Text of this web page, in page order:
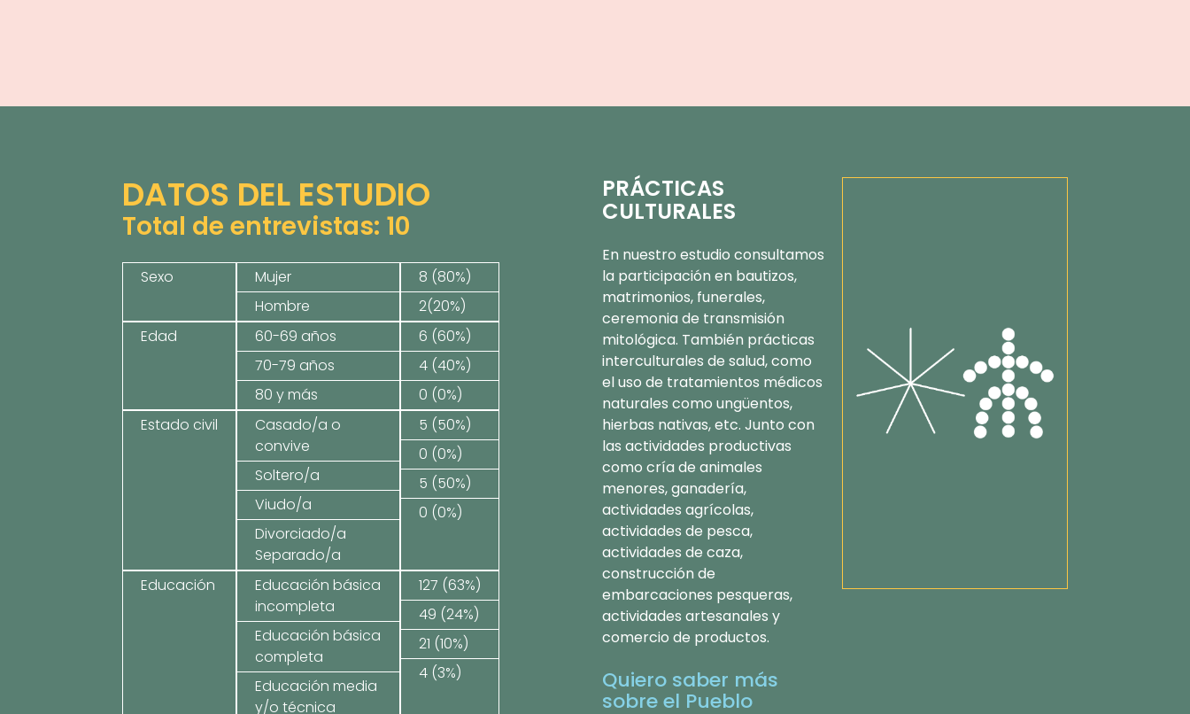
DATOS DEL ESTUDIO
Total de entrevistas: 10
Sexo
Mujer
Hombre
8 (80%)
2(20%)
Edad
60-69 años
70-79 años
80 y más
6 (60%)
4 (40%)
0 (0%)
Estado civil
Casado/a o
convive
Soltero/a
Viudo/a
Divorciado/a
Separado/a
5 (50%)
0 (0%)
5 (50%)
0 (0%)
Educación
Educación básica
incompleta
Educación básica
completa
Educación media
y/o técnica
127 (63%)
49 (24%)
21 (10%)
4 (3%)
PRÁCTICAS
CULTURALES
En nuestro estudio consultamos
la participación en bautizos,
matrimonios, funerales,
ceremonia de transmisión
mitológica. También prácticas
interculturales de salud, como
el uso de tratamientos médicos
naturales como ungüentos,
hierbas nativas, etc. Junto con
las actividades productivas
como cría de animales
menores, ganadería,
actividades agrícolas,
actividades de pesca,
actividades de caza,
construcción de
embarcaciones pesqueras,
actividades artesanales y
comercio de productos.
Quiero saber más
sobre el Pueblo